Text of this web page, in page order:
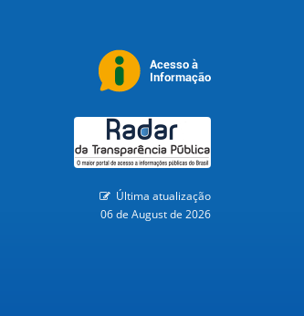
Última atualização
06 de August de 2026